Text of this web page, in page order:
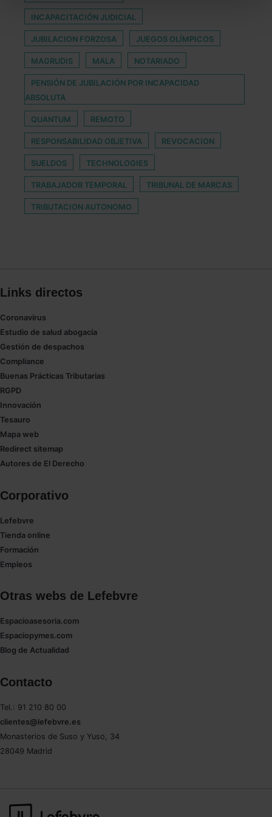
todas las cookies excepto aquellas imprescindibles.
También puedesconfigurar
seleccionar solo aquellas que quieras permitir en tu
navegador. Si no seleccionas ninguna utilizaremos
las que sean indispensables para la navegación.
INCAPACITACIÓN JUDICIAL
JUBILACION FORZOSA JUEGOS OLÍMPICOS
MAGRUDIS MALA NOTARIADO
PENSIÓN DE JUBILACIÓN POR INCAPACIDAD
ABSOLUTA
QUANTUM REMOTO
RESPONSABILIDAD OBJETIVA REVOCACION
SUELDOS TECHNOLOGIES
TRABAJADOR TEMPORAL TRIBUNAL DE MARCAS
TRIBUTACION AUTONOMO
Links directos
Coronavirus
Estudio de salud abogacía
Gestión de despachos
Compliance
Buenas Prácticas Tributarias
RGPD
Innovación
Tesauro
Mapa web
Redirect sitemap
Autores de El Derecho
Corporativo
Lefebvre
Tienda online
Formación
Empleos
Otras webs de Lefebvre
Espacioasesoria.com
Espaciopymes.com
Blog de Actualidad
Contacto
Tel.: 91 210 80 00
clientes@lefebvre.es
Monasterios de Suso y Yuso, 34
28049 Madrid